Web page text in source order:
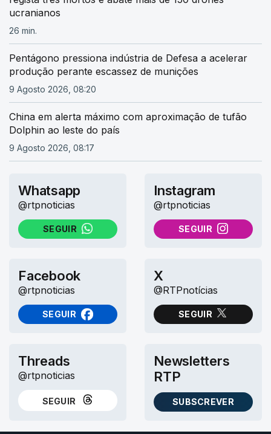
ucranianos
26 min.
Pentágono pressiona indústria de Defesa a acelerar
produção perante escassez de munições
9 Agosto 2026, 08:20
China em alerta máximo com aproximação de tufão
Dolphin ao leste do país
9 Agosto 2026, 08:17
Whatsapp
@rtpnoticias
SEGUIR
NO WHATSAPP
Instagram
@rtpnoticias
SEGUIR
NO INSTAGRAM
Facebook
@rtpnoticias
SEGUIR
NO FACEBOOK
X
@RTPnotícias
SEGUIR
NO X (TWITTER)
Threads
@rtpnoticias
SEGUIR
NO THREADS
Newsletters
RTP
SUBSCREVER
AS NEWSLETTERS RTP